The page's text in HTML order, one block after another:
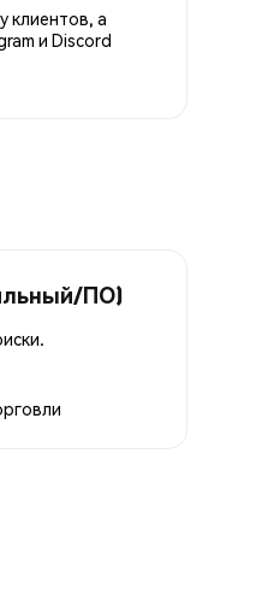
клиентов, а
и Discord
ПО)